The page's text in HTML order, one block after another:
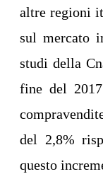
altre regioni
sul mercato
studi della
fine del
del 2,8%
questo